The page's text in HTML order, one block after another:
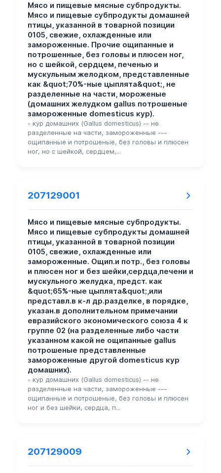
Мясо и пищевые мясные субпродукты.
Мясо и пищевые субпродукты домашней
птицы, указанной в товарной позиции
0105, свежие, охлажденные или
замороженные. Прочие ощипанные и
потрошенные, без головы и плюсен ног,
но с шейкой, сердцем, печенью и
мускульным желодком, представленные
как &quot;70%-ные цыплята&quot;, не
разделенные на части, мороженые
(домашних желудком gallus потрошеные
замороженные domesticus кур).
- кур домашних (Gallus domesticus) -- не
разделенные на части, замороженные ---
ощипанные и потрошеные, без головы и плюсен
ног, но с шейкой, сердцем,...
207129001
Мясо и пищевые мясные субпродукты.
Мясо и пищевые субпродукты домашней
птицы, указанной в товарной позиции
0105, свежие, охлажденные или
замороженные. Ощип.и потр., без головы
и плюсен ног и без шейки,сердца,печени и
мускульного желудка, предст. как
&quot;65%-ные цыплята&quot;,или
представл.в к-л др.разделке, в порядке,
указан.в дополнительном примечании
евразийского экономического союза 4 к
группе 02 (на разделенные либо части
указанном какой не ощипанные gallus
потрошеные представленные
замороженные другой domesticus кур
домашних).
- кур домашних (Gallus domesticus) -- не
разделенные на части, замороженные ---
ощипанные и потрошеные, без головы и плюсен
ног и без шейки, сердца, п...
207129009